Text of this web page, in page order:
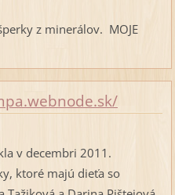
z minerálov. MOJE
v decembri 2011.
ktoré majú dieťa so